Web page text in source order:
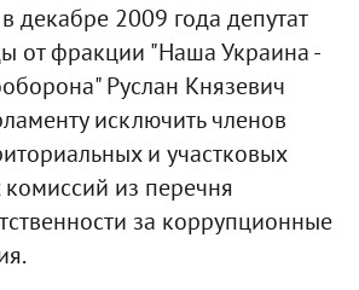
декабре 2009 года депутат
от фракции "Наша Украина -
Руслан Князевич
исключить членов
и участковых
из перечня
за коррупционные